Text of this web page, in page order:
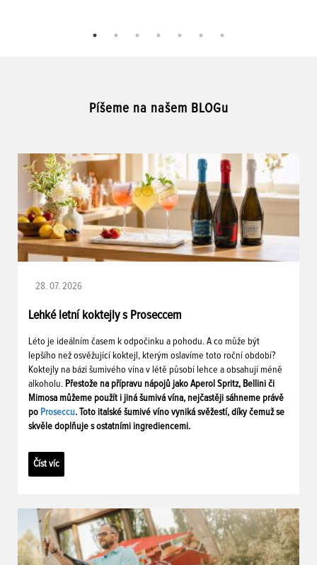
Píšeme na našem BLOGu
28. 07. 2026
Lehké letní koktejly s Proseccem
Léto je ideálním časem k odpočinku a pohodu. A co může být
lepšího než osvěžující koktejl, kterým oslavíme toto roční období?
Koktejly na bázi šumivého vína v létě působí lehce a obsahují méně
alkoholu. Přestože na přípravu nápojů jako Aperol Spritz, Bellini či
Mimosa můžeme použít i jiná šumivá vína, nejčastěji sáhneme právě
po Proseccu. Toto italské šumivé víno vyniká svěžestí, díky čemuž se
skvěle doplňuje s ostatními ingrediencemi.
Číst víc